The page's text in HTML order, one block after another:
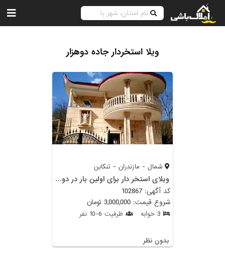
ویلا استخردار جاده دوهزار
شمال - مازندران - تنکابن
ویلای استخر دار برای اولین بار در دوهزار
کد آگهی: 102867
شروع قیمت: 3,000,000 تومان
3 خوابه ظرفیت 6-10 نفر
بدون نظر